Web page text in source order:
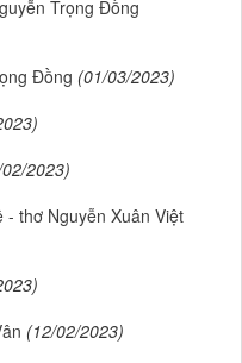
Trọng Đồng
Đồng (01/03/2023)
2023)
thơ Nguyễn Xuân Việt
(12/02/2023)